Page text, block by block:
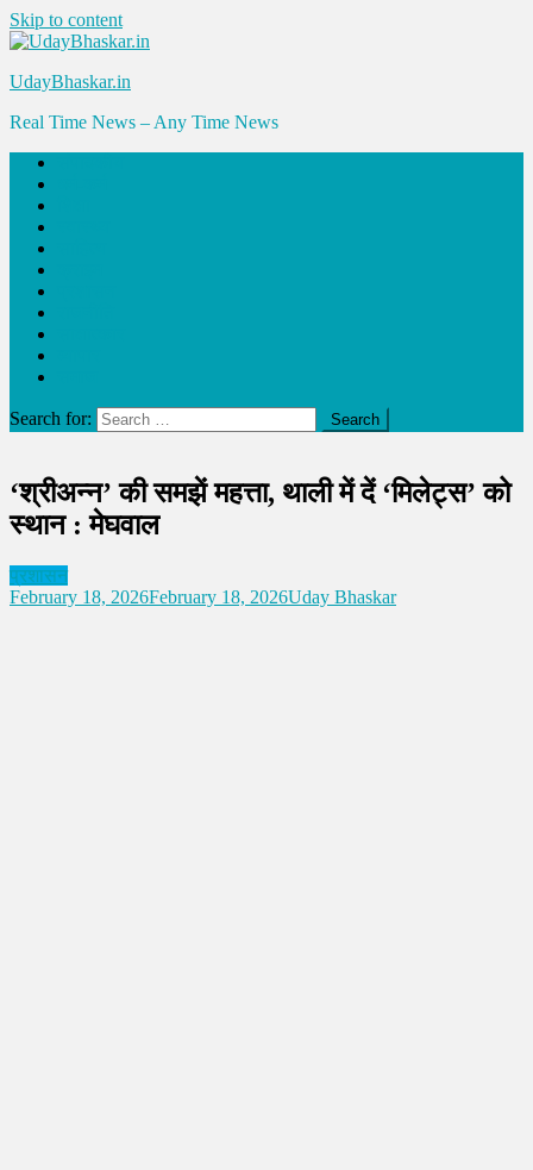
Skip to content
UdayBhaskar.in
Real Time News – Any Time News
Search for:
‘श्रीअन्न’ की समझें महत्ता, थाली में दें ‘मिलेट्स’ को
स्थान : मेघवाल
प्रशासन
February 18, 2026February 18, 2026Uday Bhaskar